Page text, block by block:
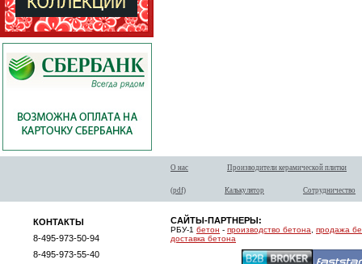
О нас Производители керамической плитки
(pdf) Калькулятор Сотрудничество
КОНТАКТЫ
8-495-973-50-94
8-495-973-55-40
САЙТЫ-ПАРТНЕРЫ:
РБУ-1 бетон - производство бетона
продажа
доставка бетона